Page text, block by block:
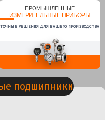
ПРОМЫШЛЕННЫЕ
ИЗМЕРИТЕЛЬНЫЕ ПРИБОРЫ
ТОЧНЫЕ РЕШЕНИЯ ДЛЯ ВАШЕГО ПРОИЗВОДСТВА
подшипники